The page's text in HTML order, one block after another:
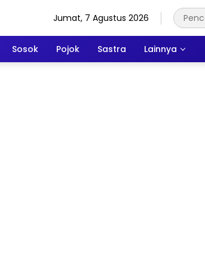
Jumat, 7 Agustus 2026
Sosok Pojok Sastra Lainnya